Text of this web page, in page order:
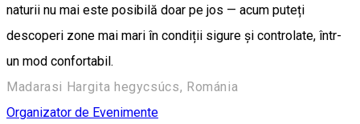
naturii nu mai este posibilă doar pe jos — acum puteți
descoperi zone mai mari în condiții sigure și controlate, într-
un mod confortabil.
Madarasi Hargita hegycsúcs, Románia
Organizator de Evenimente